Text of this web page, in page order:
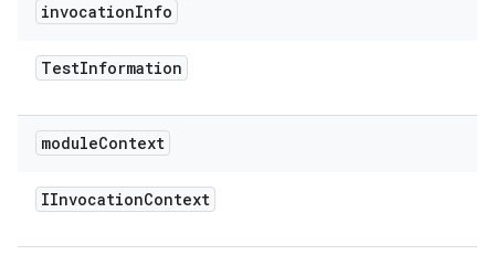
invocationInfo
TestInformation
moduleContext
IInvocationContext